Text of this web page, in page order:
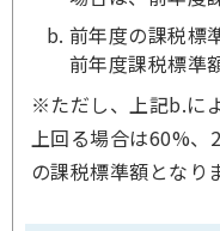
前年度の課税標
前年度課税標
※ただし、上記b.に
上回る場合は60%、
の課税標準額となり